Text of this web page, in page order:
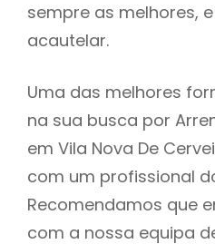
sempre as melhores,
acautelar.
Uma das melhores
na sua busca por
em Vila Nova De
com um profissional
Recomendamos que
com a nossa equipa